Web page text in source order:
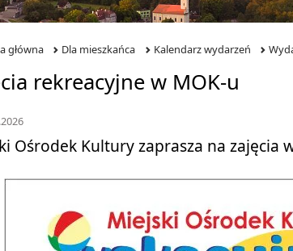
główna Dla mieszkańca Kalendarz wydarzeń
rekreacyjne w MOK-u
Ośrodek Kultury zaprasza na zajęcia